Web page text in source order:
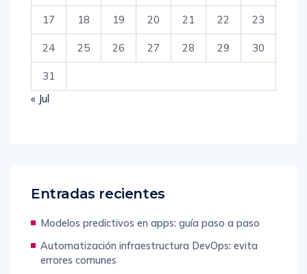
17 18 19 20 21 22 23
24 25 26 27 28 29 30
31
« Jul
Entradas recientes
Modelos predictivos en apps: guía paso a paso
Automatización infraestructura DevOps: evita
errores comunes